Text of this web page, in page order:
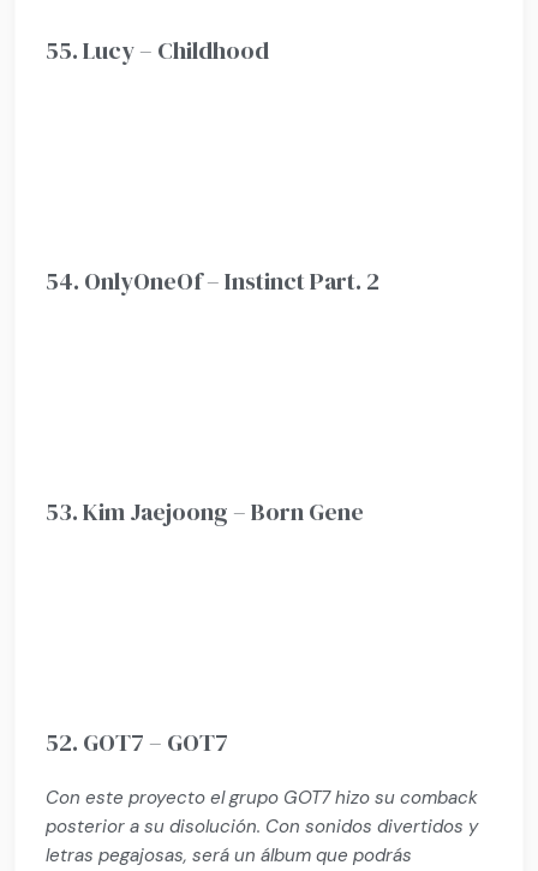
55. Lucy – Childhood
54. OnlyOneOf – Instinct Part. 2
53. Kim Jaejoong – Born Gene
52. GOT7 – GOT7
Con este proyecto el grupo GOT7 hizo su comback
posterior a su disolución. Con sonidos divertidos y
letras pegajosas, será un álbum que podrás